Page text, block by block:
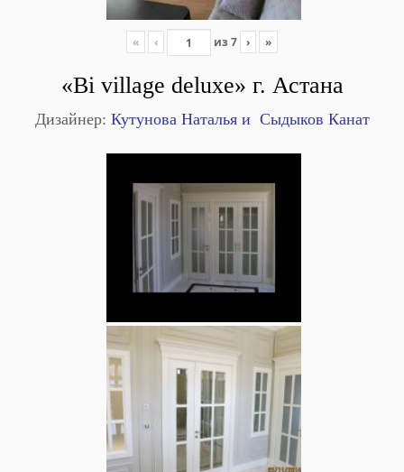
« ‹ из 7 › »
«Bi village deluxe» г. Астана
Дизайнер: Кутунова Наталья и Сыдыков Канат